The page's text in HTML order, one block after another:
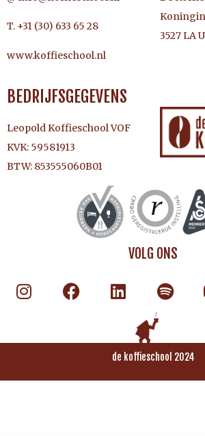
T. +31 (30) 633 65 28
www.koffieschool.nl
3527 LA
BEDRIJFSGEGEVENS
Leopold Koffieschool VOF
KVK: 59581913
BTW: 853555060B01
VOLG ONS
de koffieschool 2024